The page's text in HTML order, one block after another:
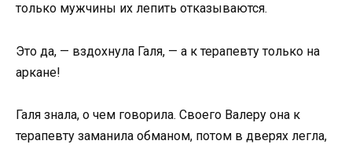
только мужчины их лепить отказываются.
Это да, — вздохнула Галя, — а к терапевту только на
аркане!
Галя знала, о чем говорила. Своего Валеру она к
терапевту заманила обманом, потом в дверях легла,